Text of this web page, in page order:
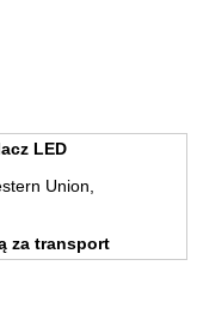
działała.
po ponownym
LED
Union,
za transport
LED